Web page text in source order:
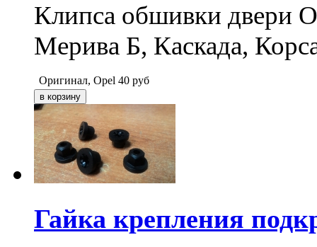
Клипса обшивки двери
Мерива Б, Каскада,
Оригинал, Opel 40 руб
Гайка крепления